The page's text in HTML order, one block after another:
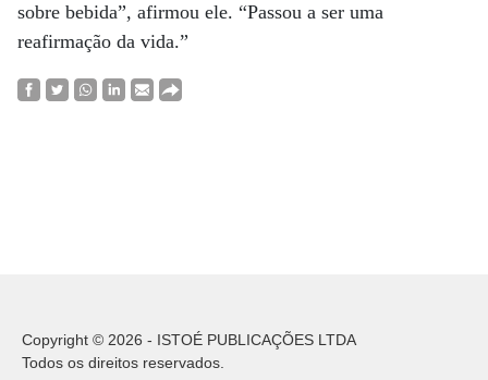
sobre bebida”, afirmou ele. “Passou a ser uma
reafirmação da vida.”
Copyright © 2026 - ISTOÉ PUBLICAÇÕES LTDA
Todos os direitos reservados.